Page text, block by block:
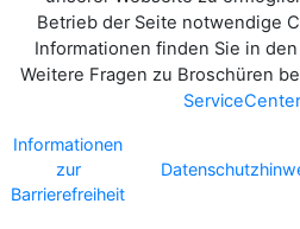
Betrieb der Seite notwendige
Informationen finden Sie in
Weitere Fragen zu Broschüren
Informationen
zur
Barrierefreiheit